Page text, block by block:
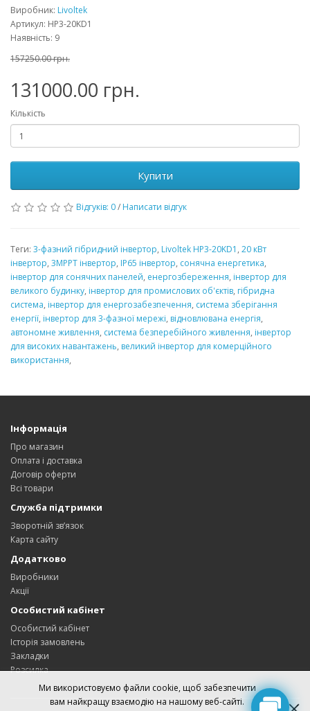
Виробник: Livoltek
Артикул: HP3-20KD1
Наявність: 9
157250.00 грн.
131000.00 грн.
Кількість
Купити
Відгуків: 0/ Написати відгук
Теги: 3-фазний гібридний інвертор, Livoltek HP3-20KD1 , 20 кВт
інвертор, 3MPPT інвертор, IP65 інвертор, сонячна енергетика,
інвертор для сонячних панелей, енергозбереження, інвертор для
великого будинку, інвертор для промислових об'єктів, гібридна
система, інвертор для енергозабезпечення, система зберігання
енергії, інвертор для 3-фазної мережі, відновлювана енергія,
автономне живлення, система безперебійного живлення, інвертор
для високих навантажень, великий інвертор для комерційного
використання,
Інформація
Про магазин
Оплата і доставка
Договір оферти
Всі товари
Служба підтримки
Зворотній зв’язок
Карта сайту
Додатково
Виробники
Акції
Особистий кабінет
Особистий кабінет
Історія замовлень
Закладки
Розсилка
Ми використовуємо файли cookie, щоб забезпечити
вам найкращу взаємодію на нашому веб-сайті.